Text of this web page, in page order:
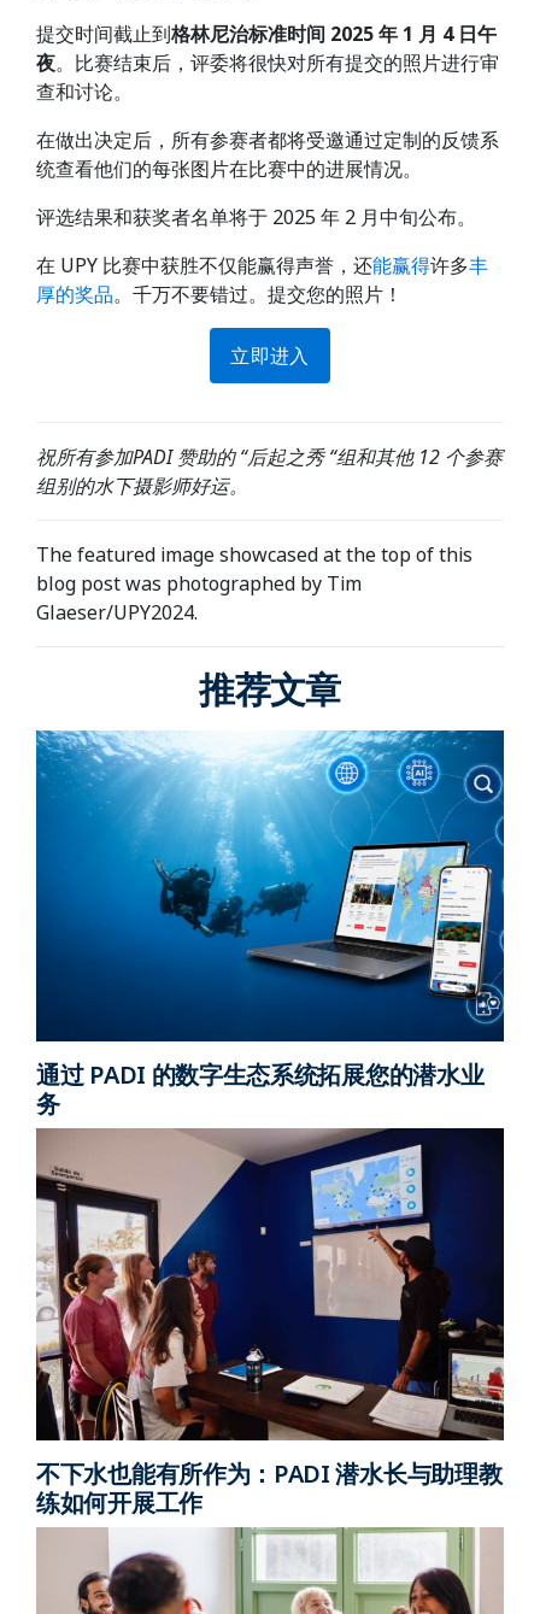
提交时间截止到格林尼治标准时间 2025 年 1 月 4 日午
夜。比赛结束后，评委将很快对所有提交的照片进行审
查和讨论。
在做出决定后，所有参赛者都将受邀通过定制的反馈系
统查看他们的每张图片在比赛中的进展情况。
评选结果和获奖者名单将于 2025 年 2 月中旬公布。
在 UPY 比赛中获胜不仅能赢得声誉，还能赢得许多丰
厚的奖品。千万不要错过。提交您的照片！
立即进入
祝所有参加PADI 赞助的 “后起之秀 “组和其他 12 个参赛
组别的水下摄影师好运。
The featured image showcased at the top of this
blog post was photographed by Tim
Glaeser/UPY2024.
推荐文章
通过 PADI 的数字生态系统拓展您的潜水业
务
不下水也能有所作为：PADI 潜水长与助理教
练如何开展工作